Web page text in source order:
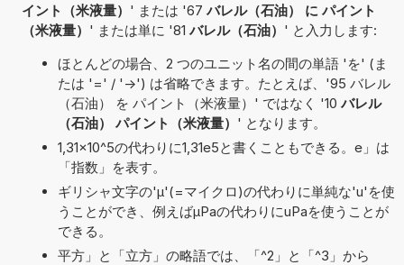
イント（米液量） ' または '67 バレル（石油） に パイント
（米液量） ' または単に '81 バレル（石油） ' と入力します:
ほとんどの場合、2 つのユニット名の間の単語 'を' (ま
たは '=' / '->') は省略できます。たとえば、'95 バレル
（石油） を パイント（米液量）' ではなく '10 バレル
（石油） パイント（米液量） ' となります。
1,31×10^5の代わりに1,31e5と書くこともできる。e」は
「指数」を表す。
ギリシャ文字の'μ'(=マイクロ)の代わりに単純な'u'を使
うことができ、例えばµPaの代わりにuPaを使うことが
できる。
平方」と「立方」の略語では、「^2」と「^3」から